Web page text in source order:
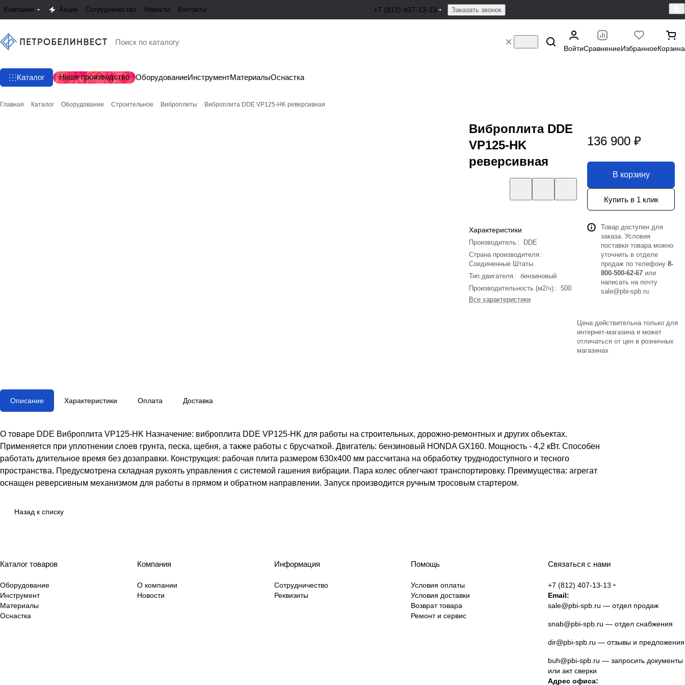
Компания Акции Сотрудничество Новости Контакты +7 (812) 407-13-13 Заказать звонок
ВойтиСравнениеИзбранноеКорзина
Каталог Наше производство ОборудованиеИнструментМатериалыОснастка
Главная Каталог Оборудование Строительное Виброплиты Виброплита DDE VP125-HK реверсивная
Виброплита DDE
VP125-HK
реверсивная
Характеристики
Производитель :
DDE
Страна производителя :
Соединенные Штаты
Тип двигателя : бензиновый
Производительность (м2/ч) : 500
Все характеристики
136 900 ₽
В корзину
Купить в 1 клик
Товар доступен для
заказа. Условия
поставки товара можно
уточнить в отделе
продаж по телефону 8-
800-500-62-67 или
написать на почту
sale@pbi-spb.ru.
Цена действительна только для
интернет-магазина и может
отличаться от цен в розничных
магазинах
Описание Характеристики Оплата Доставка
О товаре DDE Виброплита VP125-HK Назначение: виброплита DDE VP125-HK для работы на строительных, дорожно-ремонтных и других объектах.
Применяется при уплотнении слоев грунта, песка, щебня, а также работы с брусчаткой. Двигатель: бензиновый HONDA GX160. Мощность - 4,2 кВт. Способен
работать длительное время без дозаправки. Конструкция: рабочая плита размером 630х400 мм рассчитана на обработку труднодоступного и тесного
пространства. Предусмотрена складная рукоять управления с системой гашения вибрации. Пара колес облегчают транспортировку. Преимущества: агрегат
оснащен реверсивным механизмом для работы в прямом и обратном направлении. Запуск производится ручным тросовым стартером.
Назад к списку
Каталог товаров
Оборудование
Инструмент
Материалы
Оснастка
Компания
О компании
Новости
Информация
Сотрудничество
Реквизиты
Помощь
Условия оплаты
Условия доставки
Возврат товара
Ремонт и сервис
Связаться с нами
+7 (812) 407-13-13
Email:
sale@pbi-spb.ru — отдел продаж
snab@pbi-spb.ru — отдел снабжения
dir@pbi-spb.ru — отзывы и предложения
buh@pbi-spb.ru — запросить документы
или акт сверки
Адрес офиса: